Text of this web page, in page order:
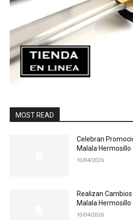
MOST READ
Celebran
Malala Hermosillo
10/04/2026
Realizan
Malala Hermosillo
10/04/2026